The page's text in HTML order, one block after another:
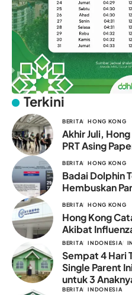
Terkini
BERITA HONG KONG
Akhir Juli,
PRT Asing
BERITA HONG KONG
Badai Dolphin
Hembuskan
BERITA HONG KONG
Hong Kong
Akibat
BERITA INDONESIA
Sempat 4 Hari
Single Parent
untuk 3
BERITA INDONESIA